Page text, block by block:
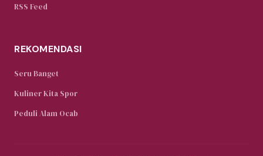
RSS Feed
REKOMENDASI
Seru Banget
Kuliner Kita Spor
Peduli Alam Ocab